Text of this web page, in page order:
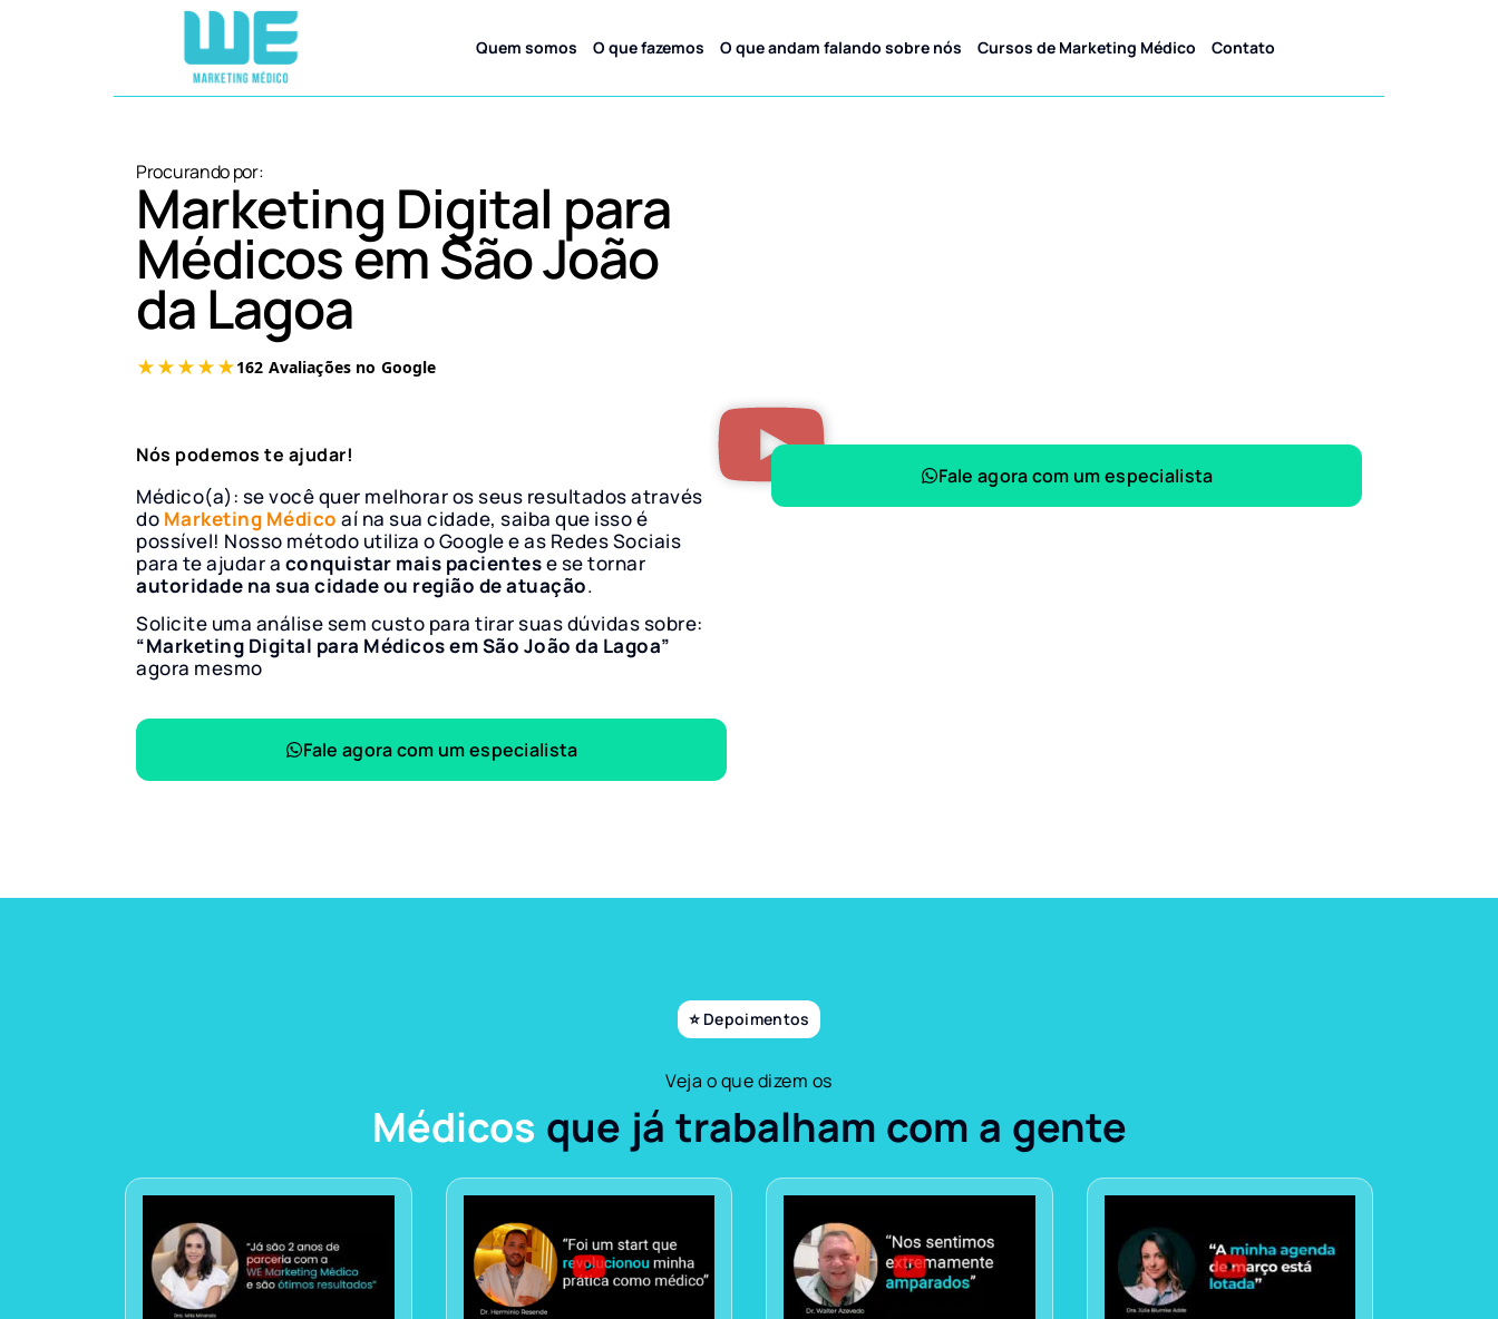
Quem somos O que fazemos O que andam falando sobre nós Cursos de Marketing Médico Contato
Procurando por:
Marketing Digital para
Médicos em São João
da Lagoa
Nós podemos te ajudar!
Médico(a): se você quer melhorar os seus resultados através
do Marketing Médico aí na sua cidade, saiba que isso é
possível! Nosso método utiliza o Google e as Redes Sociais
para te ajudar a conquistar mais pacientese se tornar
autoridade na sua cidade ou região de atuação.
Solicite uma análise sem custo para tirar suas dúvidas sobre:
“Marketing Digital para Médicos em São João da Lagoa”
agora mesmo
Fale agora com um especialista
Fale agora com um especialista
⭐ Depoimentos
Veja o que dizem os
Médicos que já trabalham com a gente